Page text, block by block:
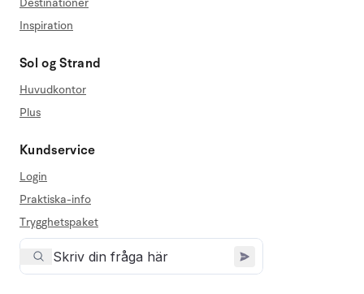
Inspiration
Sol og Strand
Huvudkontor
Plus
Kundservice
Login
Praktiska-info
Trygghetspaket